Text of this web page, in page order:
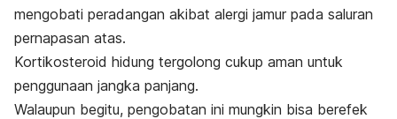
mengobati peradangan akibat alergi jamur pada saluran
pernapasan atas.
Kortikosteroid hidung tergolong cukup aman untuk
penggunaan jangka panjang.
Walaupun begitu, pengobatan ini mungkin bisa berefek